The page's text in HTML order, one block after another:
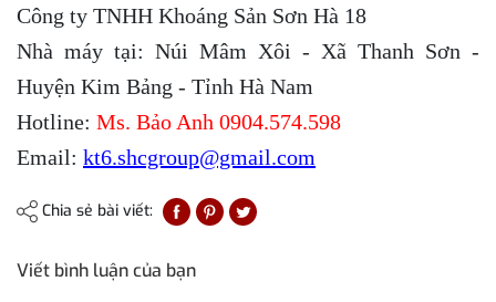
Công ty TNHH Khoáng Sản Sơn Hà 18
Nhà máy tại: Núi Mâm Xôi - Xã Thanh Sơn -
Huyện Kim Bảng - Tỉnh Hà Nam
Hotline: Ms. Bảo Anh 0904.574.598
Email: kt6.shcgroup@gmail.com
Chia sẻ bài viết:
Viết bình luận của bạn